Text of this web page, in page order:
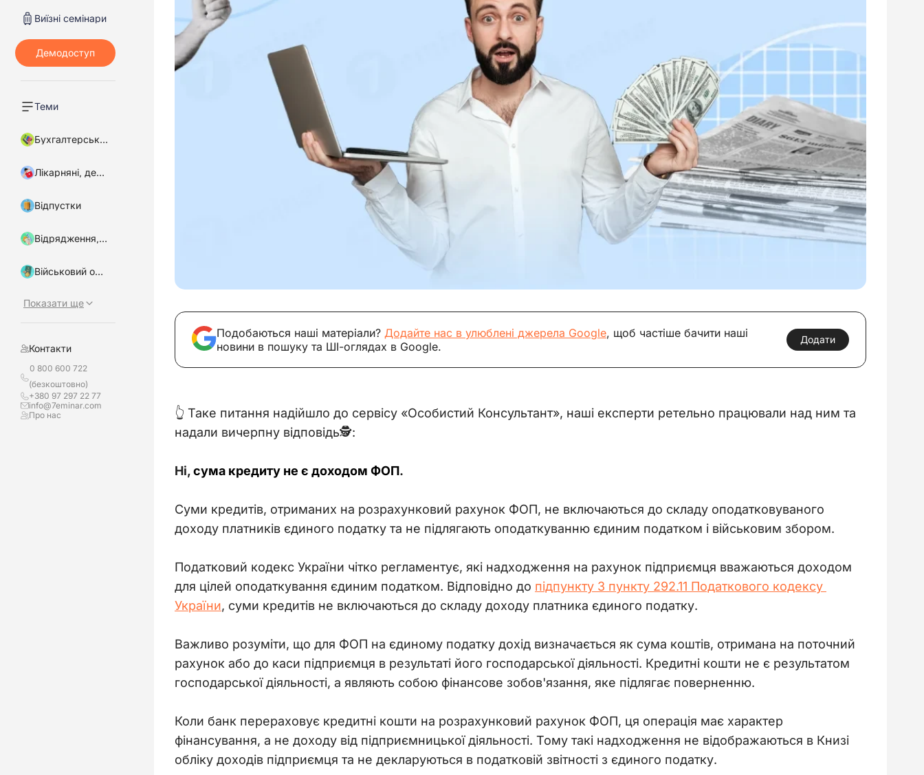
Виїзні семінари
Теми
Бухгалтерський облік
Лікарняні, декретні
Відпустки
Відрядження, підзвітні кошти
Військовий облік, бронювання
Показати ще
Контакти
0 800 600 722
(безкоштовно)
+380 97 297 22 77
info@7eminar.com
Про нас
Подобаються наші матеріали? Додайте нас в улюблені джерела Google, щоб частіше бачити наші
новини в пошуку та ШІ-оглядах в Google.
Додати
👆 Таке питання надійшло до сервісу «Особистий Консультант», наші експерти ретельно працювали над ним та
надали вичерпну відповідь🕵️:
Ні, сума кредиту не є доходом ФОП.
Суми кредитів, отриманих на розрахунковий рахунок ФОП, не включаються до складу оподатковуваного
доходу платників єдиного податку та не підлягають оподаткуванню єдиним податком і військовим збором.
Податковий кодекс України чітко регламентує, які надходження на рахунок підприємця вважаються доходом
для цілей оподаткування єдиним податком. Відповідно до підпункту 3 пункту 292.11 Податкового кодексу
України, суми кредитів не включаються до складу доходу платника єдиного податку.
Важливо розуміти, що для ФОП на єдиному податку дохід визначається як сума коштів, отримана на поточний
рахунок або до каси підприємця в результаті його господарської діяльності. Кредитні кошти не є результатом
господарської діяльності, а являють собою фінансове зобов'язання, яке підлягає поверненню.
Коли банк перераховує кредитні кошти на розрахунковий рахунок ФОП, ця операція має характер
фінансування, а не доходу від підприємницької діяльності. Тому такі надходження не відображаються в Книзі
обліку доходів підприємця та не декларуються в податковій звітності з єдиного податку.